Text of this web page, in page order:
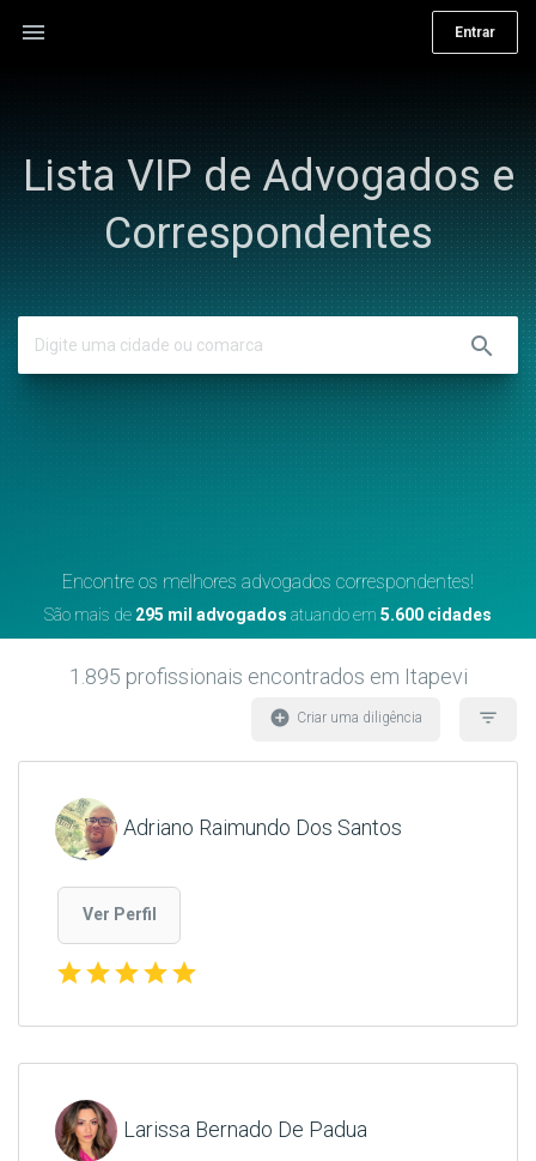
menu Entrar
Lista VIP de Advogados e
Correspondentes
search
Encontre os melhores advogados correspondentes!
São mais de 295 mil advogados atuando em 5.600 cidades
1.895 profissionais encontrados em Itapevi
filter_list
add_circle Criar uma diligência
Adriano Raimundo Dos Santos
Ver Perfil
starstarstarstarstar
Larissa Bernado De Padua